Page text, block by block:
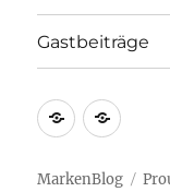
Gastbeiträge
MarkenBlog